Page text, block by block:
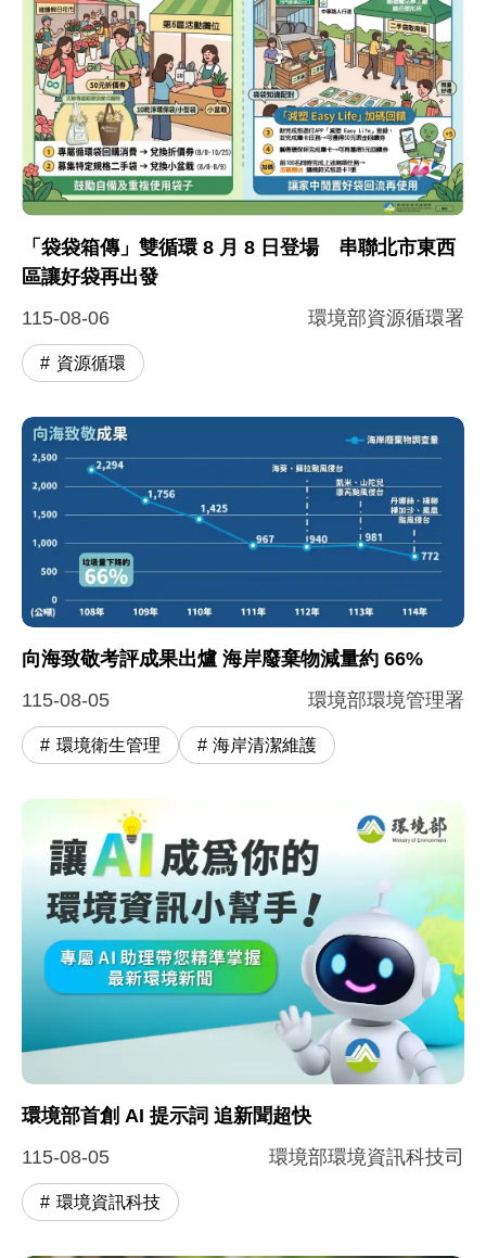
「袋袋箱傳」雙循環 8 月 8 日登場 串聯北市東西
區讓好袋再出發
115-08-06
環境部資源循環署
資源循環
向海致敬考評成果出爐 海岸廢棄物減量約 66%
115-08-05
環境部環境管理署
環境衛生管理 海岸清潔維護
環境部首創 AI 提示詞 追新聞超快
115-08-05
環境部環境資訊科技司
環境資訊科技